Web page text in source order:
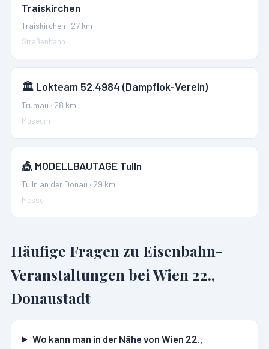
Traiskirchen
Traiskirchen · 27 km
Straßenbahn
🏛️ Lokteam 52.4984 (Dampflok-Verein)
Trumau · 28 km
Museum
🎪 MODELLBAUTAGE Tulln
Tulln an der Donau · 29 km
Messe
Häufige Fragen zu Eisenbahn-
Veranstaltungen beiWien 22.,
Donaustadt
Wo kann man in der Nähe von Wien 22.,